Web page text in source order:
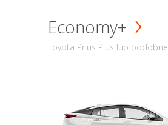
Economy+
Toyota Prius Plus lub podobne